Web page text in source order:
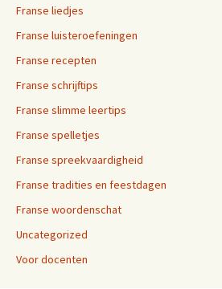
Franse liedjes
Franse luisteroefeningen
Franse recepten
Franse schrijftips
Franse slimme leertips
Franse spelletjes
Franse spreekvaardigheid
Franse tradities en feestdagen
Franse woordenschat
Uncategorized
Voor docenten